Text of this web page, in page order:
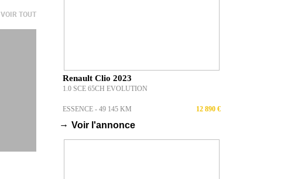
VOIR TOUT
Renault Clio 2023
1.0 SCE 65CH EVOLUTION
ESSENCE - 49 145 KM 12 890 €
→ Voir l'annonce